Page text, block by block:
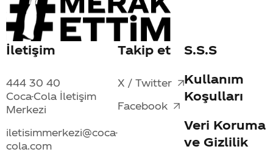
İletişim
444 30 40
Coca-Cola İletişim
Merkezi
iletisimmerkezi@coca-
cola.com
Takip et
X / Twitter
Facebook
S.S.S
Kullanım
Koşulları
Veri Koruma
ve Gizlilik